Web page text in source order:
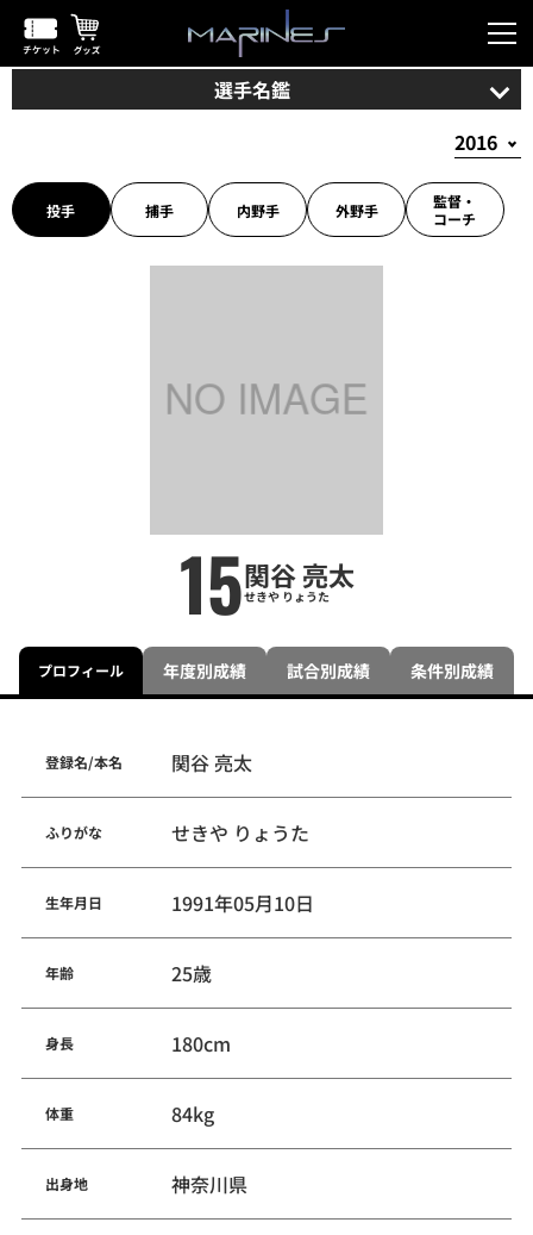
選手名鑑
投手 捕手 内野手 外野手
監督・
コーチ
15関谷 亮太
せきや りょうた
プロフィール 年度別成績 試合別成績 条件別成績
登録名/本名 関谷 亮太
ふりがな せきや りょうた
生年月日 1991年05月10日
年齢 25歳
身長 180cm
体重 84kg
出身地 神奈川県